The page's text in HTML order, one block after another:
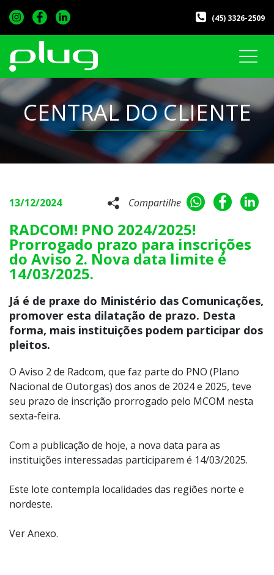
(45) 3326-2509
CENTRAL DO CLIENTE
13/12/2024 Compartilhe
RADCOM! PNO 2024/2025!
Prorrogado prazo para inscrições
do Aviso 2. Nova data limite é
14/03/2025.
Já é de praxe do Ministério das Comunicações,
promover esta dilatação de prazo. Desta
forma, mais instituições podem participar dos
pleitos.
O Aviso 2 de Radcom, que faz parte do PNO (Plano
Nacional de Outorgas) dos anos de 2024 e 2025, teve
seu prazo de inscrição prorrogado pelo MCOM nesta
sexta-feira.
Com a publicação de hoje, a nova data para as
instituições interessadas participarem é 14/03/2025.
Este lote contempla localidades das regiões norte e
nordeste.
Ver Anexo.